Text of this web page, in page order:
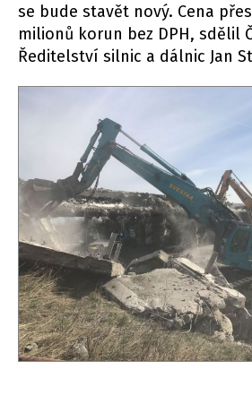
se bude stavět nový. Cena
milionů korun bez DPH, sdělil
Ředitelství silnic a dálnic Jan